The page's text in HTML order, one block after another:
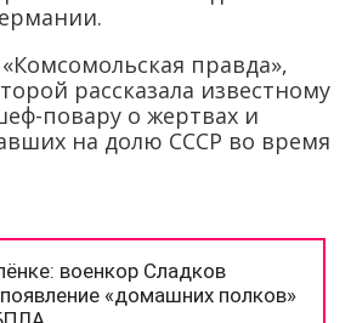
правда»,
рассказала известному
повару о жертвах и
на долю СССР во время